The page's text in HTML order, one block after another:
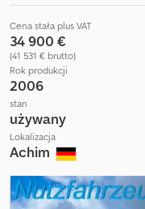
Cena stała plus VAT
34 900 €
(41 531 € brutto)
Rok produkcji
2006
stan
używany
Lokalizacja
Achim